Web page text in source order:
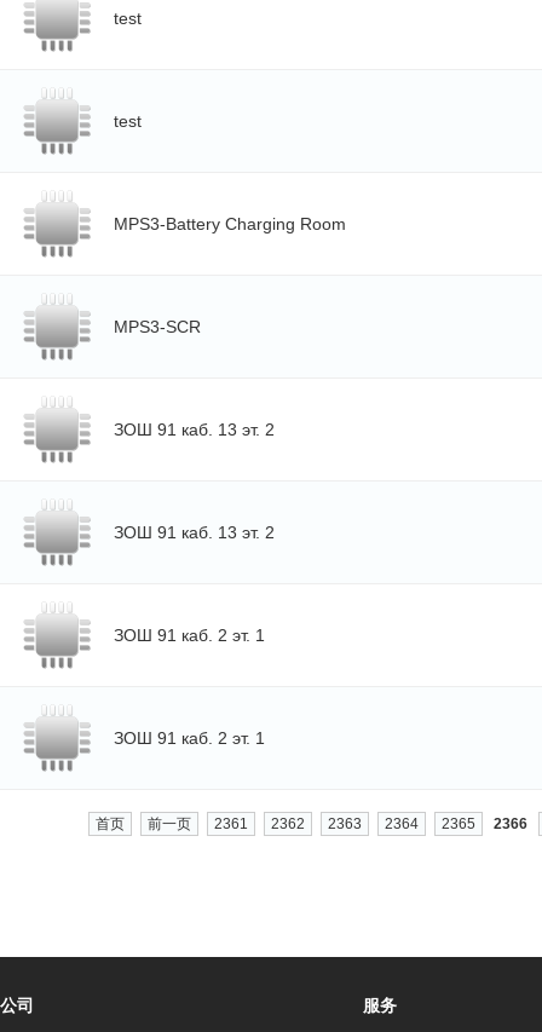
test
test
MPS3-Battery Charging Room
MPS3-SCR
ЗОШ 91 каб. 13 эт. 2
ЗОШ 91 каб. 13 эт. 2
ЗОШ 91 каб. 2 эт. 1
ЗОШ 91 каб. 2 эт. 1
首页 前一页 2361 2362 2363 2364 2365 2366
公司 服务